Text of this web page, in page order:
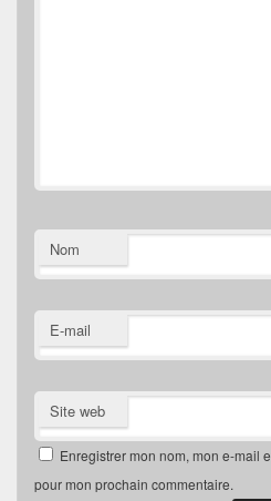
Nom
E-mail
Site web
Enregistrer mon nom, mon e-mail
pour mon prochain commentaire.